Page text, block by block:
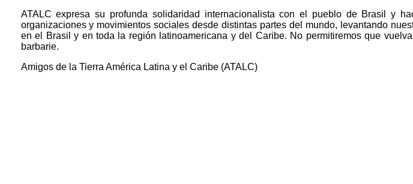
ATALC expresa su profunda solidaridad internacionalista con el pueblo de Brasil y
organizaciones y movimientos sociales desde distintas partes del mundo, levantando
en el Brasil y en toda la región latinoamericana y del Caribe. No permitiremos que
barbarie.
Amigos de la Tierra América Latina y el Caribe (ATALC)